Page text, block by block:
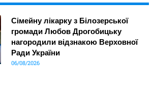
Сімейну лікарку з Білозерської
громади Любов Дрогобицьку
нагородили відзнакою Верховної
Ради України
06/08/2026